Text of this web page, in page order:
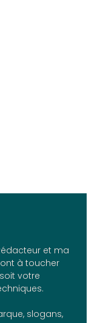
et ma
à toucher
votre
slogans,